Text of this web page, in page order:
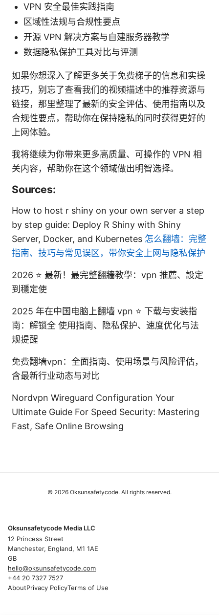
VPN 安全最佳实践指南
区域性法规与合规性要点
开源 VPN 解决方案与自建服务器教学
数据隐私保护工具对比与评测
如果你想深入了解更多关于免费梯子的信息和实操
技巧，别忘了查看我们的视频描述中的推荐资源与
链接，那里整理了最新的安全评估、使用指南以及
合规性要点，帮助你在保持隐私的同时获得更好的
上网体验。
我将继续为你带来更多高质量、可操作的 VPN 相
关内容，帮助你在这个领域做出明智选择。
Sources:
How to host r shiny on your own server a step
by step guide: Deploy R Shiny with Shiny
Server, Docker, and Kubernetes 怎么翻墙：完整
指南、技巧与常见误区，带你安全上网与隐私保护
2026 ⭐ 最新！最完整翻牆教學：vpn 推薦、設定
到穩定使
2025 年在中国电脑上翻墙 vpn ⭐ 下载与安装指
南：解锁全 使用指南、隐私保护、速度优化与法
规提醒
免费翻墙vpn：全面指南、使用场景与风险评估，
含最新行业动态与对比
Nordvpn Wireguard Configuration Your
Ultimate Guide For Speed Security: Mastering
Fast, Safe Online Browsing
© 2026 Oksunsafetycode. All rights reserved.
Oksunsafetycode Media LLC
12 Princess Street
Manchester, England, M1 1AE
GB
hello@oksunsafetycode.com
+44 20 7327 7527
AboutPrivacy PolicyTerms of Use